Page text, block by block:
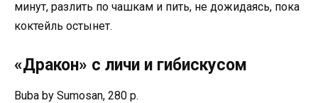
минут, разлить по чашкам и пить, не дожидаясь, пока
коктейль остынет.
«Дракон» с личи и гибискусом
Buba by Sumosan, 280 р.